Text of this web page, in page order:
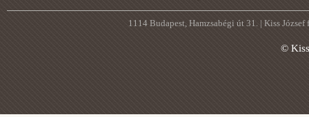
1114 Budapest, Hamzsabégi út 31. | Kiss
©